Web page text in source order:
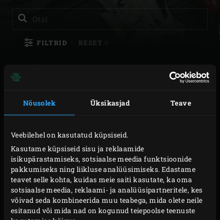
Nõusolek Üksikasjad Teave
Veebilehel on kasutatud küpsiseid.
Kasutame küpsiseid sisu ja reklaamide
isikupärastamiseks, sotsiaalse meedia funktsioonide
pakkumiseks ning liikluse analüüsimiseks. Edastame
teavet selle kohta, kuidas meie saiti kasutate, ka oma
sotsiaalse meedia, reklaami- ja analüüsipartneritele, kes
võivad seda kombineerida muu teabega, mida olete neile
esitanud või mida nad on kogunud teiepoolse teenuste
Otsi
FILTRID RESET
KÖÖGIVILI (1)
FILTREERIMISALUS
FILTREERIMISALUS
CATEGORIES_DESSERT
PAGARITOOTED (1)
TASE
FILTREERIMISALUS
TIMEINDICATION
KESKMINE (1 ) UUSIM